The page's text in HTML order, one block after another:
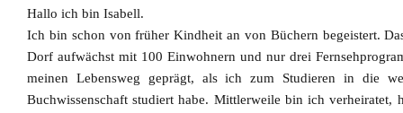
Hallo ich bin Isabell.
Ich bin schon von früher Kindheit an von Büchern begeistert.
Dorf aufwächst mit 100 Einwohnern und nur drei
meinen Lebensweg geprägt, als ich zum Studieren in die
Buchwissenschaft studiert habe. Mittlerweile bin ich verheiratet,